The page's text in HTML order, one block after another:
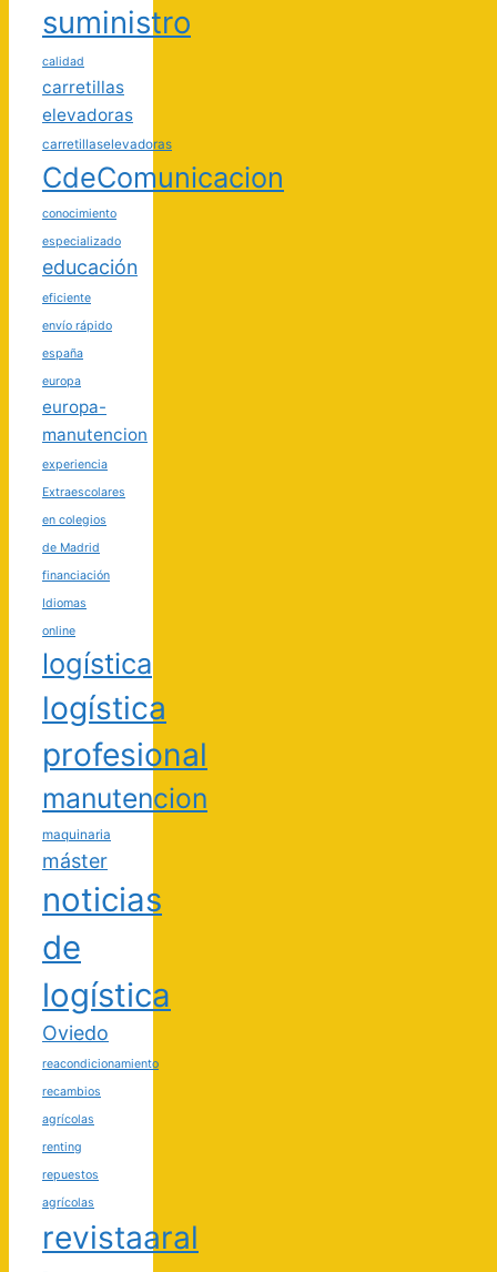
suministro
calidad
carretillas
elevadoras
carretillaselevadoras
CdeComunicacion
conocimiento
especializado
educación
eficiente
envío rápido
españa
europa
europa-
manutencion
experiencia
Extraescolares
en colegios
de Madrid
financiación
Idiomas
online
logística
logística
profesional
manutencion
maquinaria
máster
noticias
de
logística
Oviedo
reacondicionamiento
recambios
agrícolas
renting
repuestos
agrícolas
revistaaral